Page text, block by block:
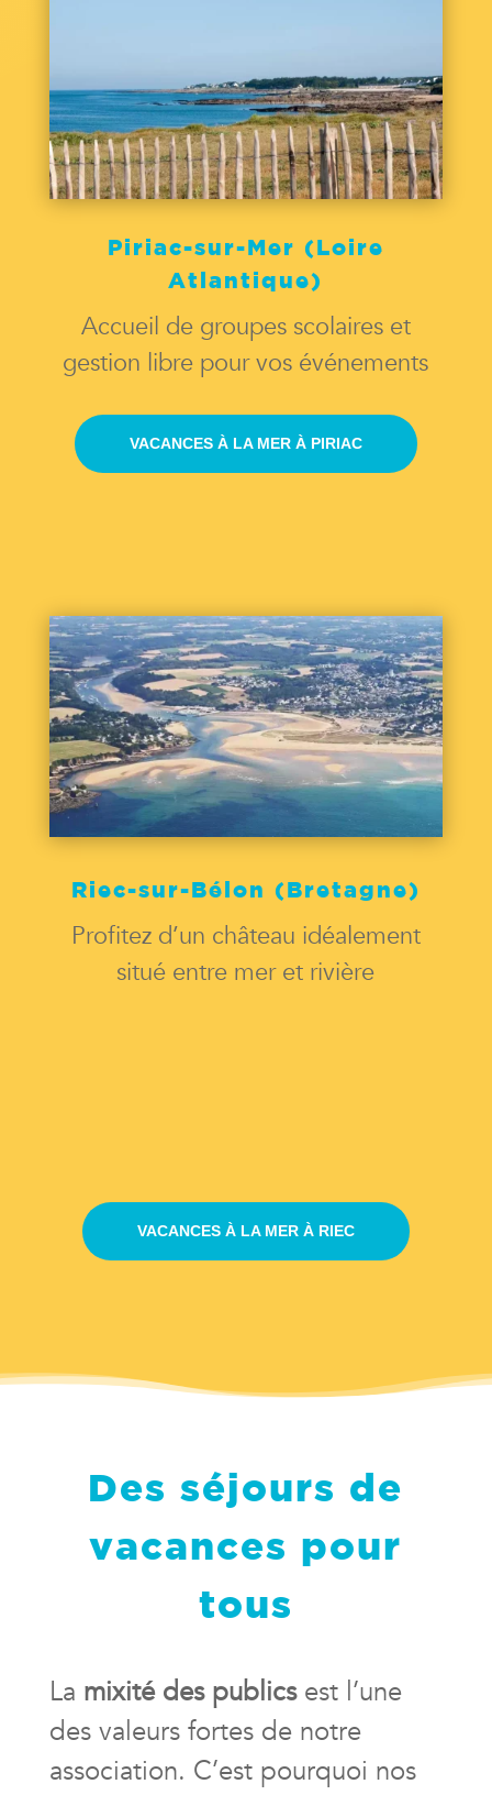
Piriac-sur-Mer (Loire
Atlantique)
Accueil de groupes scolaires et
gestion libre pour vos événements
VACANCES À LA MER À PIRIAC
Riec-sur-Bélon (Bretagne)
Profitez d’un château idéalement
situé entre mer et rivière
VACANCES À LA MER À RIEC
Des séjours de
vacances pour
tous
La mixité des publicsest l’une
des valeurs fortes de notre
association. C’est pourquoi nos